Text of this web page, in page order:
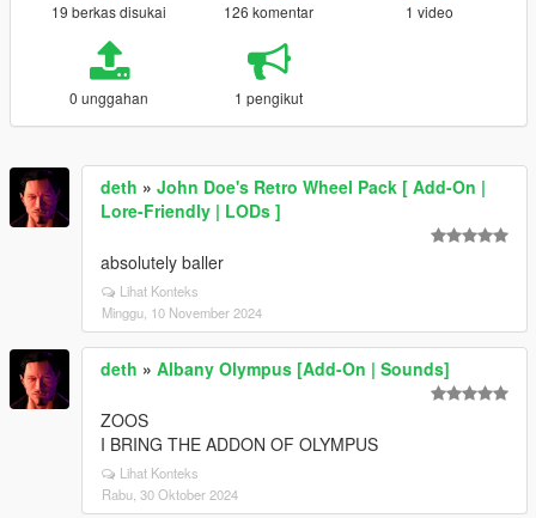
19 berkas disukai 126 komentar 1 video
0 unggahan 1 pengikut
deth » John Doe's Retro Wheel Pack [ Add-On |
Lore-Friendly | LODs ]
absolutely baller
Lihat Konteks
Minggu, 10 November 2024
deth » Albany Olympus [Add-On | Sounds]
ZOOS
I BRING THE ADDON OF OLYMPUS
Lihat Konteks
Rabu, 30 Oktober 2024